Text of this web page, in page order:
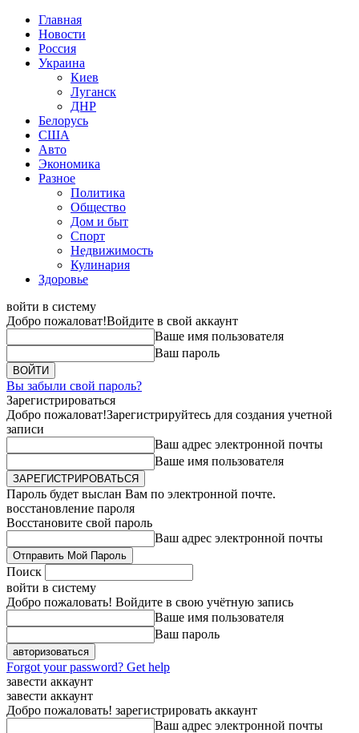
Главная
Новости
Россия
Украина
Киев
Луганск
ДНР
Белорусь
США
Авто
Экономика
Разное
Политика
Общество
Дом и быт
Спорт
Недвижимость
Кулинария
Здоровье
войти в систему
Добро пожаловат!Войдите в свой аккаунт
Ваше имя пользователя
Ваш пароль
Вы забыли свой пароль?
Зарегистрироваться
Добро пожаловат!Зарегистрируйтесь для создания учетной
записи
Ваш адрес электронной почты
Ваше имя пользователя
Пароль будет выслан Вам по электронной почте.
восстановление пароля
Восстановите свой пароль
Ваш адрес электронной почты
Поиск
войти в систему
Добро пожаловать! Войдите в свою учётную запись
Ваше имя пользователя
Ваш пароль
Forgot your password? Get help
завести аккаунт
завести аккаунт
Добро пожаловать! зарегистрировать аккаунт
Ваш адрес электронной почты